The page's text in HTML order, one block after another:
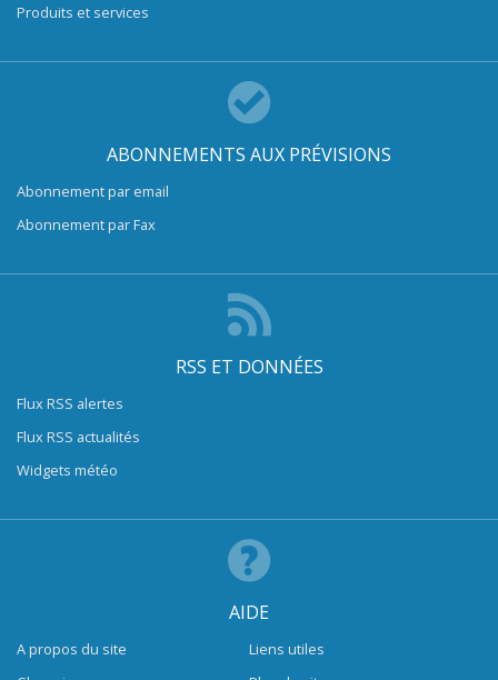
Produits et services
ABONNEMENTS AUX PRÉVISIONS
Abonnement par email
Abonnement par Fax
RSS ET DONNÉES
Flux RSS alertes
Flux RSS actualités
Widgets météo
AIDE
A propos du site
Liens utiles